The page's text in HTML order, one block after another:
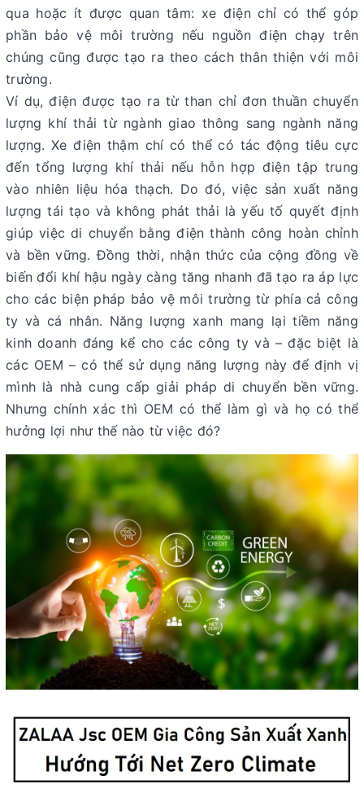
qua hoặc ít được quan tâm: xe điện chỉ có thể góp
phần bảo vệ môi trường nếu nguồn điện chạy trên
chúng cũng được tạo ra theo cách thân thiện với môi
trường.
Ví dụ, điện được tạo ra từ than chỉ đơn thuần chuyển
lượng khí thải từ ngành giao thông sang ngành năng
lượng. Xe điện thậm chí có thể có tác động tiêu cực
đến tổng lượng khí thải nếu hỗn hợp điện tập trung
vào nhiên liệu hóa thạch. Do đó, việc sản xuất năng
lượng tái tạo và không phát thải là yếu tố quyết định
giúp việc di chuyển bằng điện thành công hoàn chỉnh
và bền vững. Đồng thời, nhận thức của cộng đồng về
biến đổi khí hậu ngày càng tăng nhanh đã tạo ra áp lực
cho các biện pháp bảo vệ môi trường từ phía cả công
ty và cá nhân. Năng lượng xanh mang lại tiềm năng
kinh doanh đáng kể cho các công ty và – đặc biệt là
các OEM – có thể sử dụng năng lượng này để định vị
mình là nhà cung cấp giải pháp di chuyển bền vững.
Nhưng chính xác thì OEM có thể làm gì và họ có thể
hưởng lợi như thế nào từ việc đó?